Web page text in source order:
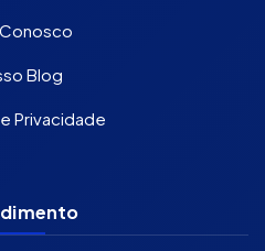
Blog
Privacidade